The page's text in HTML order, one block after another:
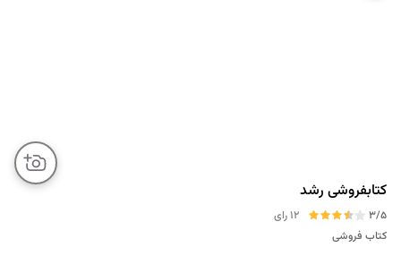
کتابفروشی رشد
3/5
12 رای
کتاب فروشی